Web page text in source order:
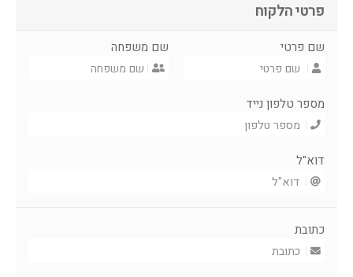
פרטי הלקוח
שם פרטי שם משפחה
מספר טלפון נייד
דוא"ל
כתובת